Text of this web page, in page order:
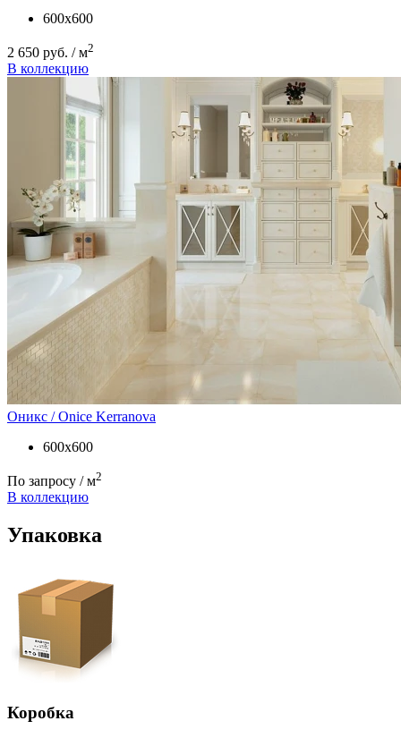
600х600
2 650 руб. / м2
В коллекцию
Оникс / Onice Kerranova
600х600
По запросу / м2
В коллекцию
Упаковка
Коробка